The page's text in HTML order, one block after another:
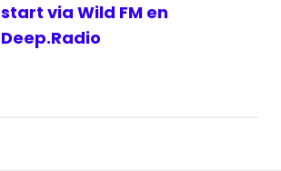
start via Wild FM en
Deep.Radio